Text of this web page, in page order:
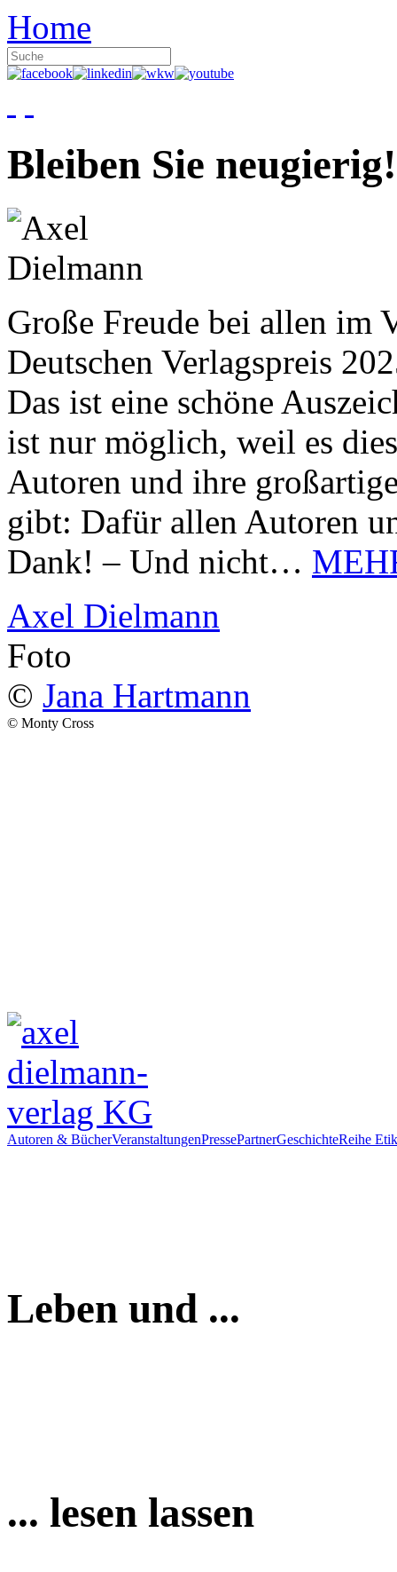
Home
Bleiben Sie neugierig!
Große Freude bei allen im
Deutschen Verlagspreis
Das ist eine schöne
ist nur möglich, weil es
Autoren und ihre
gibt: Dafür allen Autoren
Dank! – Und nicht…
Axel Dielmann
Foto
© Jana Hartmann
© Monty Cross
Autoren & BücherVeranstaltungenPressePartnerGeschichteReihe
Leben und ...
... lesen lassen